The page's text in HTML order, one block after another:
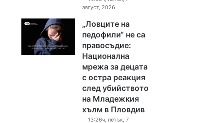
август, 2026
„Ловците на
педофили“ не са
правосъдие:
Национална
мрежа за децата
с остра реакция
след убийството
на Младежкия
хълм в Пловдив
13:26ч, петък, 7